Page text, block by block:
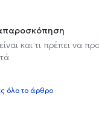
και τι πρέπει να
όλο το άρθρο